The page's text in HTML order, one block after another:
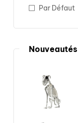
Par Défaut
Nouveautés